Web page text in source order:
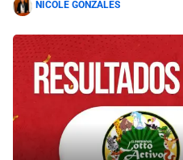
NICOLE GONZALES